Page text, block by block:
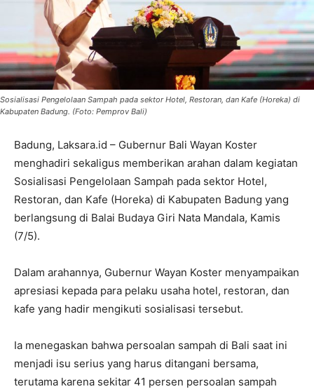
Sosialisasi Pengelolaan Sampah pada sektor Hotel, Restoran, dan Kafe (Horeka) di
Kabupaten Badung. (Foto: Pemprov Bali)
Badung, Laksara.id – Gubernur Bali Wayan Koster
menghadiri sekaligus memberikan arahan dalam kegiatan
Sosialisasi Pengelolaan Sampah pada sektor Hotel,
Restoran, dan Kafe (Horeka) di Kabupaten Badung yang
berlangsung di Balai Budaya Giri Nata Mandala, Kamis
(7/5).
Dalam arahannya, Gubernur Wayan Koster menyampaikan
apresiasi kepada para pelaku usaha hotel, restoran, dan
kafe yang hadir mengikuti sosialisasi tersebut.
Ia menegaskan bahwa persoalan sampah di Bali saat ini
menjadi isu serius yang harus ditangani bersama,
terutama karena sekitar 41 persen persoalan sampah